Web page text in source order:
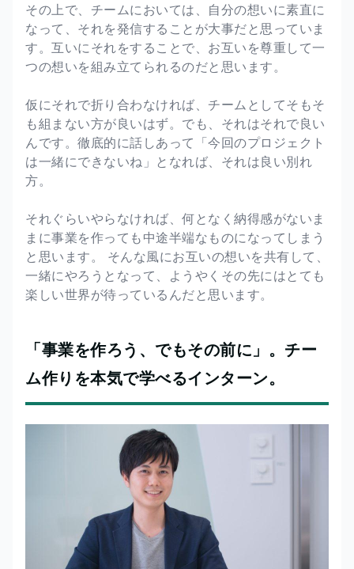
その上で、チームにおいては、自分の想いに素直に
なって、それを発信することが大事だと思っていま
す。互いにそれをすることで、お互いを尊重して一
つの想いを組み立てられるのだと思います。
仮にそれで折り合わなければ、チームとしてそもそ
も組まない方が良いはず。でも、それはそれで良い
んです。徹底的に話しあって「今回のプロジェクト
は一緒にできないね」となれば、それは良い別れ
方。
それぐらいやらなければ、何となく納得感がないま
まに事業を作っても中途半端なものになってしまう
と思います。 そんな風にお互いの想いを共有して、
一緒にやろうとなって、ようやくその先にはとても
楽しい世界が待っているんだと思います。
「事業を作ろう、でもその前に」。チー
ム作りを本気で学べるインターン。